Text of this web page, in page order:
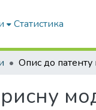
Статистика